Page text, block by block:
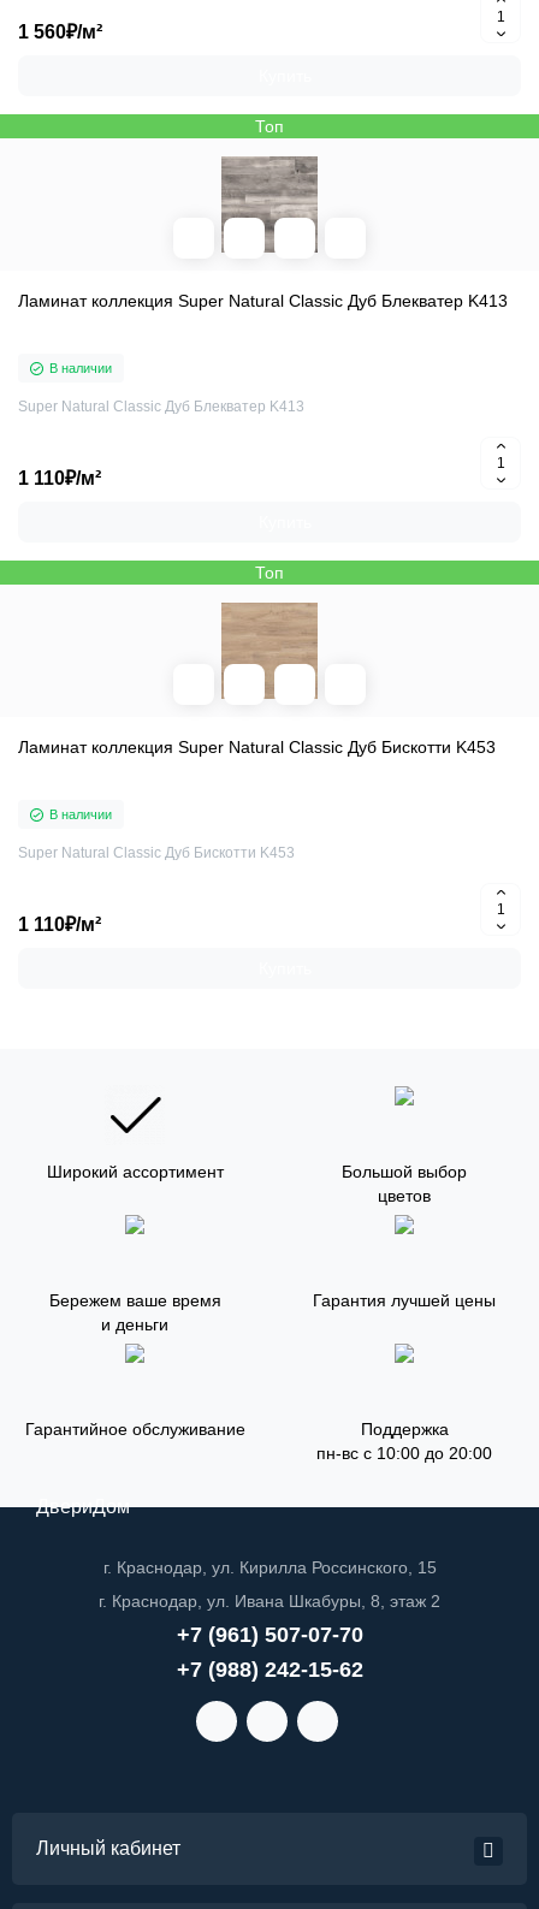
1 560₽/м²
Топ
Ламинат коллекция Super Natural Classic Дуб Блекватер K413
В наличии
Super Natural Classic Дуб Блекватер K413
1 110₽/м²
Топ
Ламинат коллекция Super Natural Classic Дуб Бискотти K453
В наличии
Super Natural Classic Дуб Бискотти K453
1 110₽/м²
Широкий ассортимент
Большой выбор
цветов
Бережем ваше время
и деньги
Гарантия лучшей цены
Гарантийное обслуживание
Поддержка
пн-вс с 10:00 до 20:00
ДвериДом
г. Краснодар, ул. Кирилла Россинского, 15
г. Краснодар, ул. Ивана Шкабуры, 8, этаж 2
+7 (961) 507-07-70
+7 (988) 242-15-62
Личный кабинет